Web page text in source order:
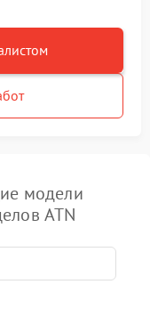
модели
ATN